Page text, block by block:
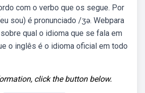
com o verbo que os segue. Por
sou) é pronunciado /ʒə. Webpara
qual o idioma que se fala em
o inglês é o idioma oficial em todo
click the button below.